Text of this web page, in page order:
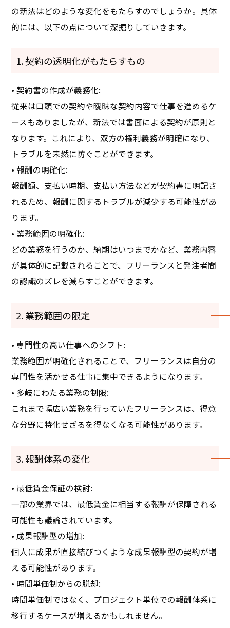
の新法はどのような変化をもたらすのでしょうか。具体
的には、以下の点について深掘りしていきます。
1. 契約の透明化がもたらすもの
• 契約書の作成が義務化:
従来は口頭での契約や曖昧な契約内容で仕事を進めるケ
ースもありましたが、新法では書面による契約が原則と
なります。これにより、双方の権利義務が明確になり、
トラブルを未然に防ぐことができます。
• 報酬の明確化:
報酬額、支払い時期、支払い方法などが契約書に明記さ
れるため、報酬に関するトラブルが減少する可能性があ
ります。
• 業務範囲の明確化:
どの業務を行うのか、納期はいつまでかなど、業務内容
が具体的に記載されることで、フリーランスと発注者間
の認識のズレを減らすことができます。
2. 業務範囲の限定
• 専門性の高い仕事へのシフト:
業務範囲が明確化されることで、フリーランスは自分の
専門性を活かせる仕事に集中できるようになります。
• 多岐にわたる業務の制限:
これまで幅広い業務を行っていたフリーランスは、得意
な分野に特化せざるを得なくなる可能性があります。
3. 報酬体系の変化
• 最低賃金保証の検討:
一部の業界では、最低賃金に相当する報酬が保障される
可能性も議論されています。
• 成果報酬型の増加:
個人に成果が直接結びつくような成果報酬型の契約が増
える可能性があります。
• 時間単価制からの脱却:
時間単価制ではなく、プロジェクト単位での報酬体系に
移行するケースが増えるかもしれません。